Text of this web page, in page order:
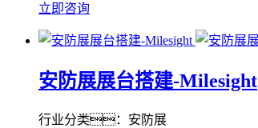
立即咨询
安防展展台搭建-Milesight
行业分类：安防展